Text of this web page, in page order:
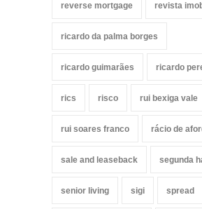
reverse mortgage revista
ricardo da palma borges
ricardo guimarães ricardo
rics risco rui bexiga vale
rui soares franco rácio de
sale and leaseback segunda
senior living sigi spread